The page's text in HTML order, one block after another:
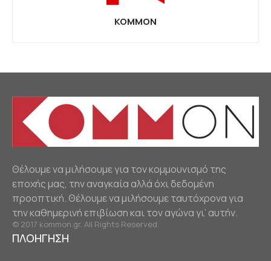
KOMMON
Θέλουμε να μιλήσουμε για τον κομμουνισμό της
εποχής μας, την αναγκαία αλλά όχι δεδομένη
προοπτική. Θέλουμε να μιλήσουμε ταυτόχρονα για
την καθημερινή επιβίωση και τον αγώνα γι’ αυτήν.
© 2017 kommon.gr. All Rights Reserved.
ΠΛΟΗΓΗΣΗ